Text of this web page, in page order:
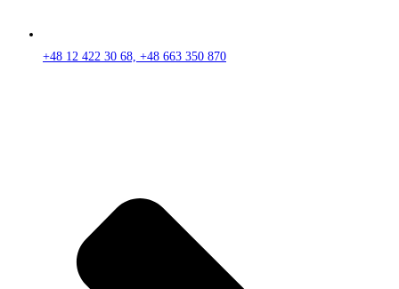
+48 12 422 30 68, +48 663 350 870